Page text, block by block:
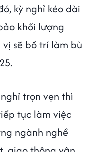
kỳ nghỉ kéo dài
khối lượng
sẽ bố trí làm bù
trọn vẹn thì
tục làm việc
ngành nghề